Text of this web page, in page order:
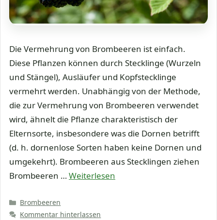
Die Vermehrung von Brombeeren ist einfach.
Diese Pflanzen können durch Stecklinge (Wurzeln
und Stängel), Ausläufer und Kopfstecklinge
vermehrt werden. Unabhängig von der Methode,
die zur Vermehrung von Brombeeren verwendet
wird, ähnelt die Pflanze charakteristisch der
Elternsorte, insbesondere was die Dornen betrifft
(d. h. dornenlose Sorten haben keine Dornen und
umgekehrt). Brombeeren aus Stecklingen ziehen
Brombeeren …Weiterlesen
Kategorien
Brombeeren
Kommentar hinterlassen